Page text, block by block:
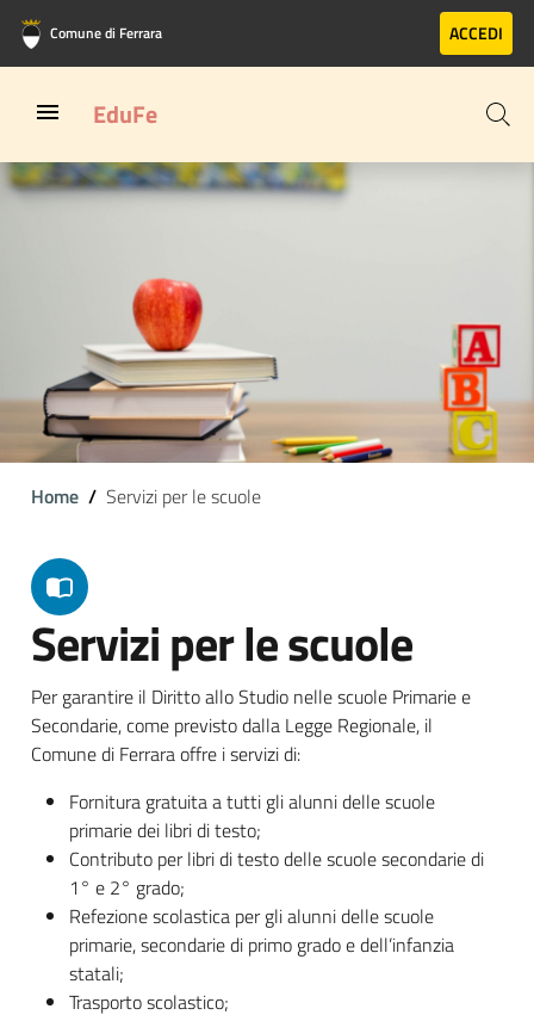
Vai al contenuto principale
Vai al footer
Comune di Ferrara ACCEDI
EduFe
Home Servizi per le scuole
Servizi per le scuole
Per garantire il Diritto allo Studio nelle scuole Primarie e
Secondarie, come previsto dalla Legge Regionale, il
Comune di Ferrara offre i servizi di:
Fornitura gratuita a tutti gli alunni delle scuole
primarie dei libri di testo;
Contributo per libri di testo delle scuole secondarie di
1° e 2° grado;
Refezione scolastica per gli alunni delle scuole
primarie, secondarie di primo grado e dell’infanzia
statali;
Trasporto scolastico;